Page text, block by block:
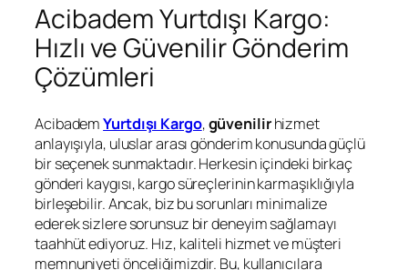
Acibadem Yurtdışı Kargo:
Hızlı ve Güvenilir Gönderim
Çözümleri
AcibademYurtdışı Kargo,güvenilirhizmet
anlayışıyla, uluslar arası gönderim konusunda güçlü
bir seçenek sunmaktadır. Herkesin içindeki birkaç
gönderi kaygısı, kargo süreçlerinin karmaşıklığıyla
birleşebilir. Ancak, biz bu sorunları minimalize
ederek sizlere sorunsuz bir deneyim sağlamayı
taahhüt ediyoruz. Hız, kaliteli hizmet ve müşteri
memnuniyeti önceliğimizdir. Bu, kullanıcılara